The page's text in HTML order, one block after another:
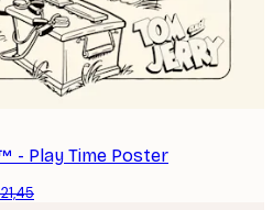
- Play Time Poster